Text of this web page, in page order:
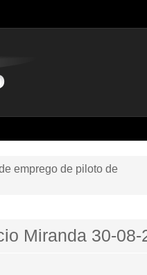
emprego de piloto de
Miranda 30-08-